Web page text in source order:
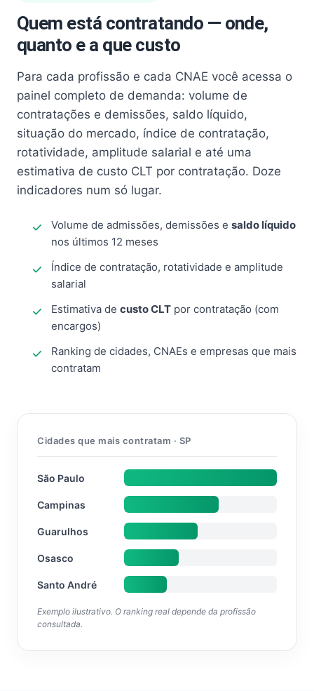
Quem está contratando — onde,
quanto e a que custo
Para cada profissão e cada CNAE você acessa o
painel completo de demanda: volume de
contratações e demissões, saldo líquido,
situação do mercado, índice de contratação,
rotatividade, amplitude salarial e até uma
estimativa de custo CLT por contratação. Doze
indicadores num só lugar.
Volume de admissões, demissões e saldo líquido
nos últimos 12 meses
Índice de contratação, rotatividade e amplitude
salarial
Estimativa de custo CLT por contratação (com
encargos)
Ranking de cidades, CNAEs e empresas que mais
contratam
Cidades que mais contratam · SP
São Paulo
Campinas
Guarulhos
Osasco
Santo André
Exemplo ilustrativo. O ranking real depende da profissão
consultada.